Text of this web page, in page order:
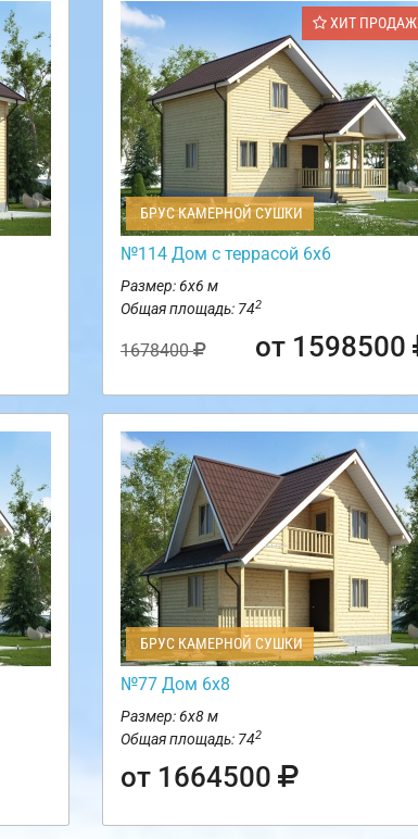
ХИТ ПРОДАЖ
БРУС КАМЕРНОЙ СУШКИ
№114 Дом с террасой 6х6
Размер: 6х6 м
Общая площадь: 742
1678400 от 1598500
БРУС КАМЕРНОЙ СУШКИ
№77 Дом 6х8
Размер: 6х8 м
Общая площадь: 742
от 1664500